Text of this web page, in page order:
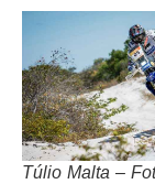
Túlio Malta –